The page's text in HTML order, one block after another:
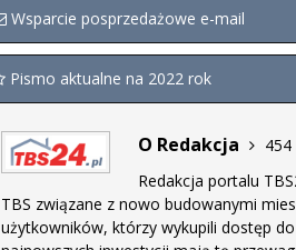
Wsparcie posprzedażowe e-mail
Pismo aktualne na 2022 rok
O Redakcja
454
Redakcja portalu
TBS związane z nowo budowanymi
użytkowników, którzy wykupili dostęp